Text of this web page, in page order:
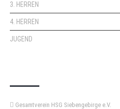
3. HERREN
4. HERREN
JUGEND
Gesamtverein HSG Siebengebirge e.V.